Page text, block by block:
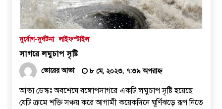
নগর যুবদলের নতুন যুগ্ম আহ্বায়ক ইঞ্জি.
আরিফুজ্জামান সোহেলকে RPSF-এর সংবর্ধনা
২৯ জুলাই, ২০২৬, ১২:২১ অপরাহ্ন
বরেন্দ্র প্রেস ক্লাব সভাপতিকে ছুরিকাঘাতে
২৭ জুলাই, ২০২৬, ৩:১৫ অপরাহ্ন
দুর্যোগ-দুর্ঘটনা লাইফস্টাইল
সাগরে লঘুচাপ সৃষ্টি
ভোরের আভা ৮ মে, ২০২৩, ৭:৩৯ অপরাহ্ন
আভা ডেস্কঃ অবশেষে বঙ্গোপসাগরে একটি লঘুচাপ সৃষ্টি হয়েছে।
যেটি ক্রমে শক্তি সঞ্চয় করে আগামী কয়েকদিনে ঘূর্ণিঝড়ে রূপ নিতে